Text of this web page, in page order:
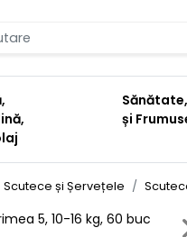
și
Scutece și Șervețele